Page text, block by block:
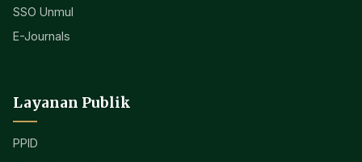
SSO Unmul
E-Journals
Layanan Publik
PPID